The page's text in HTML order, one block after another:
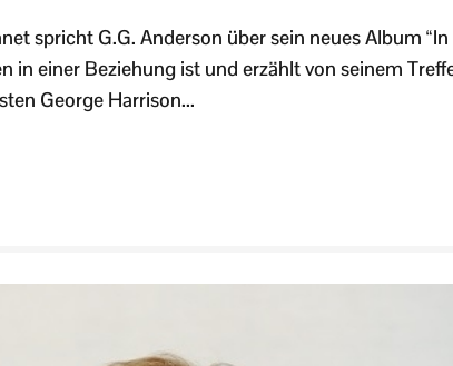
spricht G.G. Anderson über sein neues Album
in einer Beziehung ist und erzählt von seinem
George Harrison...